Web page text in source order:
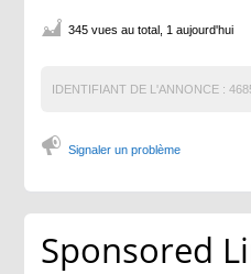
345 vues au total, 1 aujourd'hui
IDENTIFIANT DE L'ANNONCE :
Signaler un problème
Sponsored